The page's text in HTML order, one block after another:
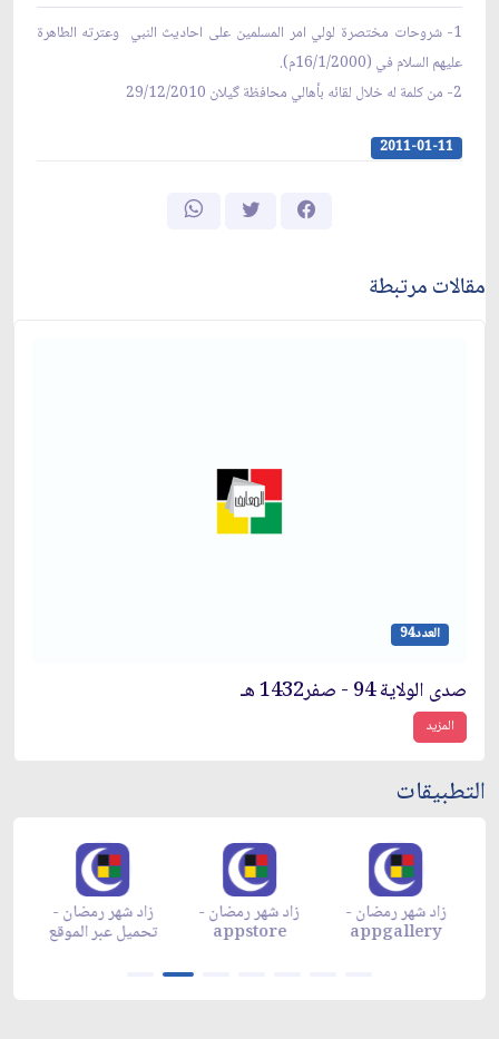
‏1- شروحات مختصرة لولي امر المسلمين على احاديث النبي وعترته الطاهرة
عليهم السلام في (16/1/2000م).
2- من كلمة له خلال لقائه بأهالي محافظة گيلان 29/12/2010
2011-01-11
مقالات مرتبطة
العدد94
صدى الولاية 94 - صفر1432 هـ
المزيد
التطبيقات
زاد شهر رمضان -
تحميل عبر الموقع
زاد شهر رمضان -
appstore
زاد شهر رمضان -
appgallery